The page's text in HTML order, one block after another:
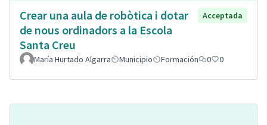
Crear una aula de robòtica i dotar
de nous ordinadors a la Escola
Santa Creu
Acceptada
María Hurtado Algarra Municipio Formación 0 0